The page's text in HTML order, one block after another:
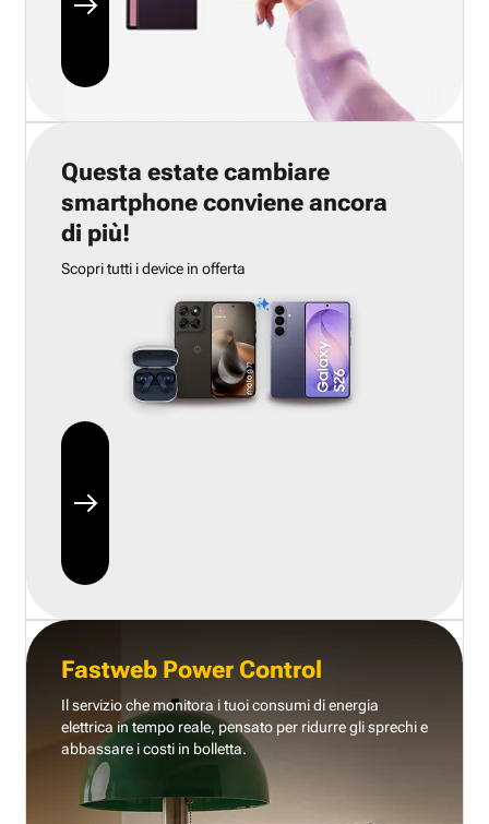
Questa estate cambiare
smartphone conviene ancora
di più!
Scopri tutti i device in offerta
Fastweb Power Control
Il servizio che monitora i tuoi consumi di energia
elettrica in tempo reale, pensato per ridurre gli sprechi e
abbassare i costi in bolletta.